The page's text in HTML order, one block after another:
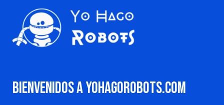
Bienvenidos a Yohagorobots.com